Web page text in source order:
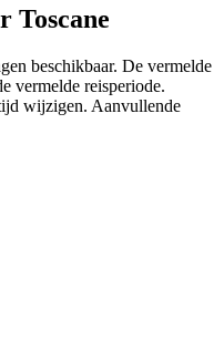
Toscane
beschikbaar. De vermelde
vermelde reisperiode.
wijzigen. Aanvullende